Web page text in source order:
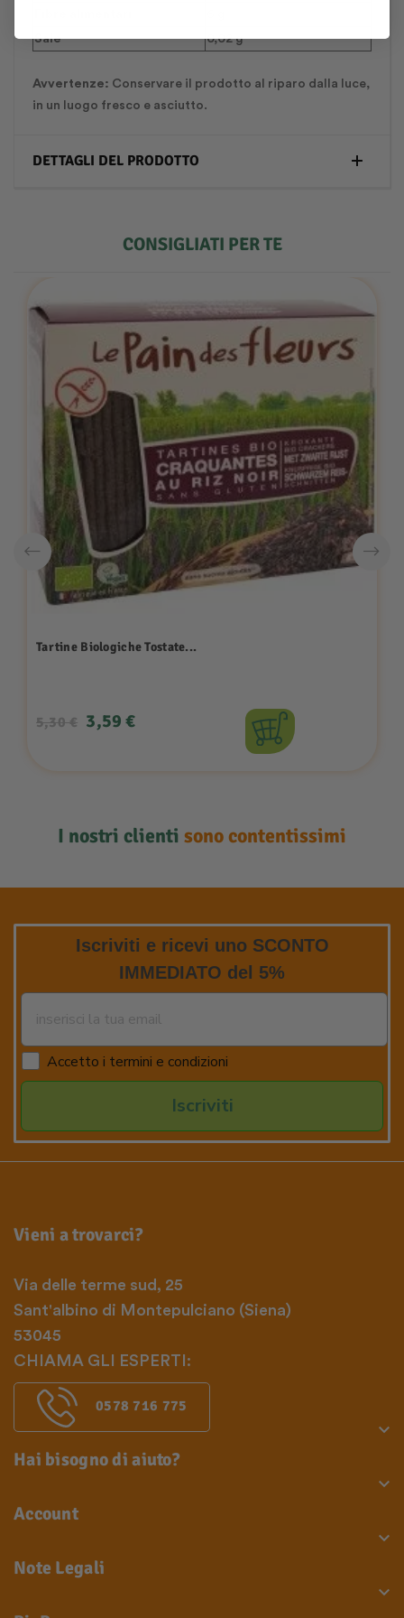
Sale
0,02 g
Avvertenze: Conservare il prodotto al riparo dalla luce,
in un luogo fresco e asciutto.
DETTAGLI DEL PRODOTTO
CONSIGLIATI PER TE
Tartine Biologiche Tostate...
Prezzo
5,30 € Prezzo
3,59 €
I nostri clienti sono contentissimi
Iscriviti e ricevi uno SCONTO
IMMEDIATO del 5%
Accetto i termini e condizioni
Iscriviti
Vieni a trovarci?
Via delle terme sud, 25
Sant'albino di Montepulciano (Siena)
53045
CHIAMA GLI ESPERTI:
0578 716 775
Hai bisogno di aiuto?

Account

Note Legali

